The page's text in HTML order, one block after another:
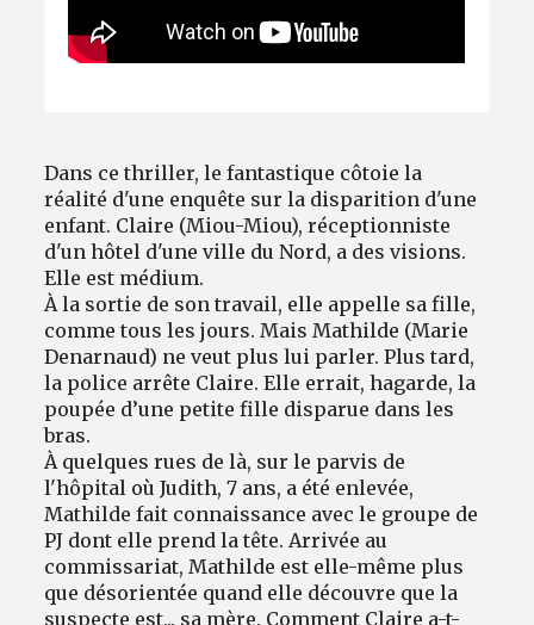
Dans ce thriller, le fantastique côtoie la
réalité d'une enquête sur la disparition d'une
enfant. Claire (Miou-Miou), réceptionniste
d'un hôtel d'une ville du Nord, a des visions.
Elle est médium.
À la sortie de son travail, elle appelle sa fille,
comme tous les jours. Mais Mathilde (Marie
Denarnaud) ne veut plus lui parler. Plus tard,
la police arrête Claire. Elle errait, hagarde, la
poupée d’une petite fille disparue dans les
bras.
À quelques rues de là, sur le parvis de
l'hôpital où Judith, 7 ans, a été enlevée,
Mathilde fait connaissance avec le groupe de
PJ dont elle prend la tête. Arrivée au
commissariat, Mathilde est elle-même plus
que désorientée quand elle découvre que la
suspecte est... sa mère. Comment Claire a-t-